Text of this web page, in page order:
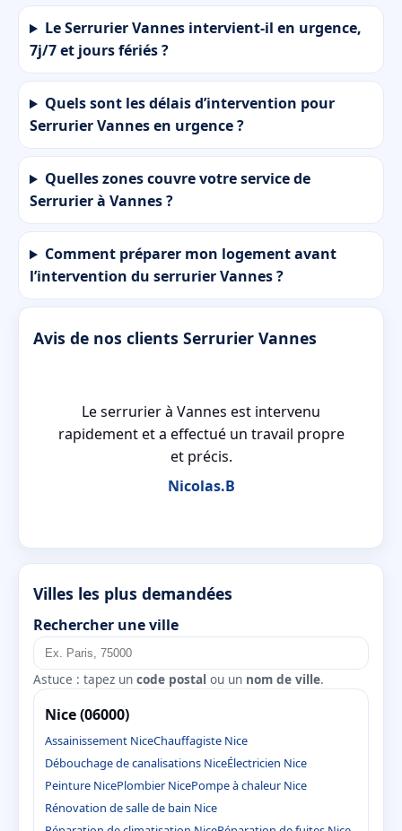
Le Serrurier Vannes intervient-il en urgence,
7j/7 et jours fériés ?
Quels sont les délais d’intervention pour
Serrurier Vannes en urgence ?
Quelles zones couvre votre service de
Serrurier à Vannes ?
Comment préparer mon logement avant
l’intervention du serrurier Vannes ?
Avis de nos clients Serrurier Vannes
Le serrurier à Vannes est intervenu
rapidement et a effectué un travail propre
et précis.
Nicolas.B
Villes les plus demandées
Rechercher une ville
Astuce : tapez un code postal ou un nom de ville.
Nice (06000)
Assainissement NiceChauffagiste Nice
Débouchage de canalisations NiceÉlectricien Nice
Peinture NicePlombier NicePompe à chaleur Nice
Rénovation de salle de bain Nice